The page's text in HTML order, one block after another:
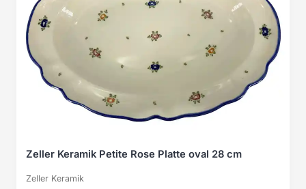
Zeller Keramik Petite Rose Platte oval 28 cm
Zeller Keramik